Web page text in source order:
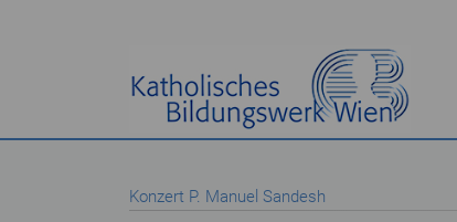
Konzert P. Manuel Sandesh